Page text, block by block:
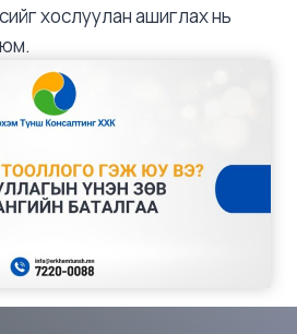
хослуулан ашиглах нь
юм.